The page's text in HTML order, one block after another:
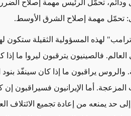
ودائم، تحمّل الرئيس مهمة إصلاح
تحمّل مهمة إصلاح الشرق الأوسط.
لهذه المسؤولية الثقيلة
فالصينيون يترقبون ليروا ما
والروس يراقبون ما إذا كان سينفّذ
المزعجة. أما الإيرانيون فسيراقبون
حد يمنعه من إعادة تجميع الائتلاف